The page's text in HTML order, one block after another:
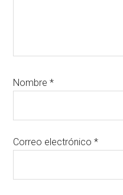
Nombre*
Correo electrónico*